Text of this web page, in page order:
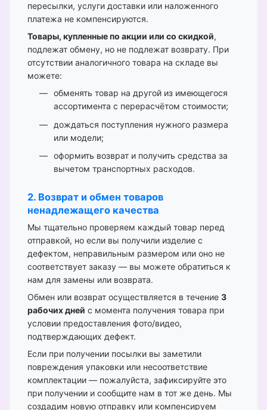
пересылки, услуги доставки или наложенного
платежа не компенсируются.
Товары, купленные по акции или со скидкой,
подлежат обмену, но не подлежат возврату. При
отсутствии аналогичного товара на складе вы
можете:
обменять товар на другой из имеющегося
ассортимента с перерасчётом стоимости;
дождаться поступления нужного размера
или модели;
оформить возврат и получить средства за
вычетом транспортных расходов.
2. Возврат и обмен товаров
ненадлежащего качества
Мы тщательно проверяем каждый товар перед
отправкой, но если вы получили изделие с
дефектом, неправильным размером или оно не
соответствует заказу — вы можете обратиться к
нам для замены или возврата.
Обмен или возврат осуществляется в течение 3
рабочих дней с момента получения товара при
условии предоставления фото/видео,
подтверждающих дефект.
Если при получении посылки вы заметили
повреждения упаковки или несоответствие
комплектации — пожалуйста, зафиксируйте это
при получении и сообщите нам в тот же день. Мы
создадим новую отправку или компенсируем